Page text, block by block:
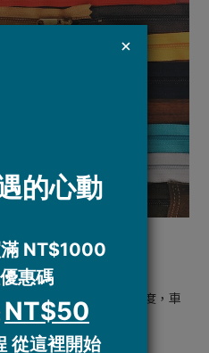
水性好的SP線，彈性適度，車